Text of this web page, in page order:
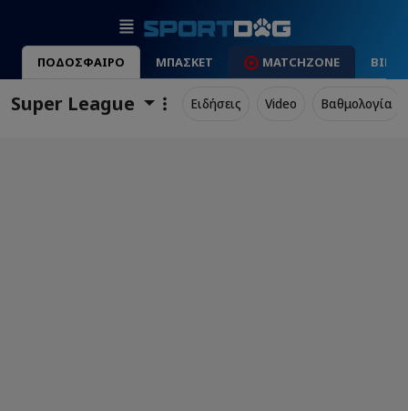
ΠΟΔΟΣΦΑΙΡΟ ΜΠΑΣΚΕΤ MATCHZONE
Super League Ειδήσεις Video Βαθμολογία